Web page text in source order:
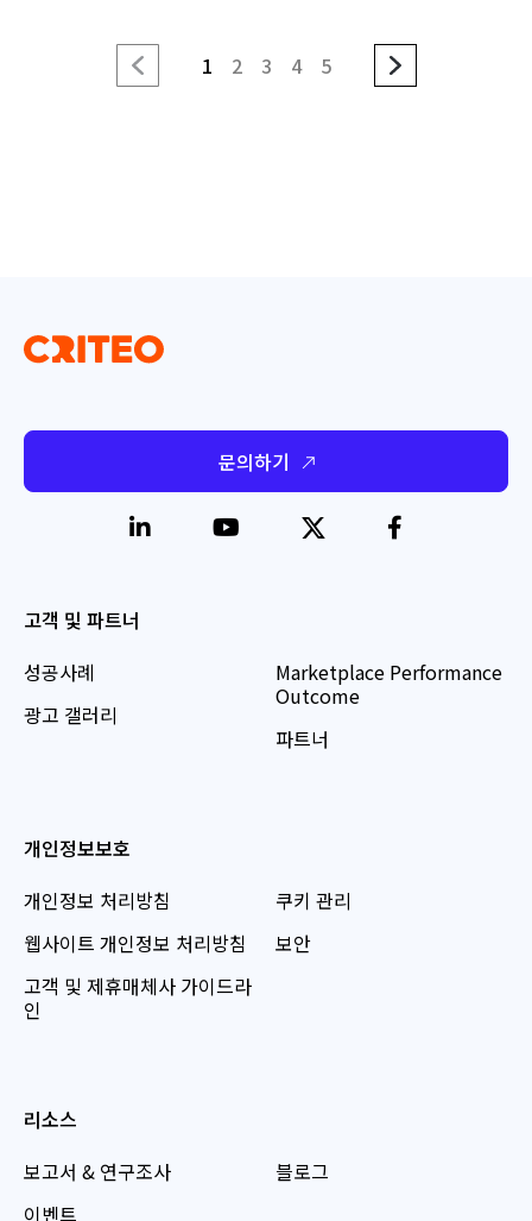
1 2 3 4 5
문의하기
고객 및 파트너
성공사례
광고 갤러리
Marketplace Performance
Outcome
파트너
개인정보보호
개인정보 처리방침
웹사이트 개인정보 처리방침
고객 및 제휴매체사 가이드라
인
쿠키 관리
보안
리소스
보고서 & 연구조사
이벤트
블로그